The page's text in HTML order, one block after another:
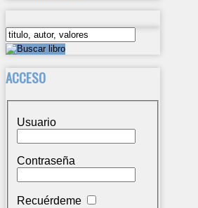
ACCESO
Usuario
Contraseña
Recuérdeme